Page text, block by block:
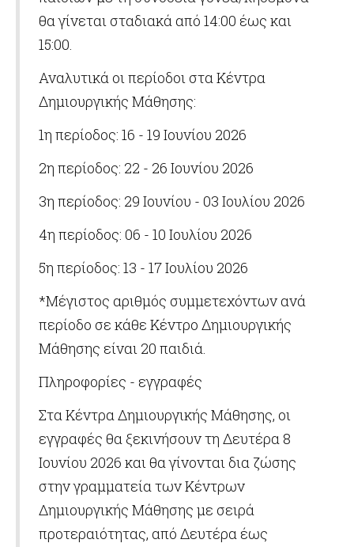
θα γίνεται σταδιακά από 14:00 έως και
15:00.
Αναλυτικά οι περίοδοι στα Κέντρα
Δημιουργικής Μάθησης:
1η περίοδος: 16 - 19 Ιουνίου 2026
2η περίοδος: 22 - 26 Ιουνίου 2026
3η περίοδος: 29 Ιουνίου - 03 Ιουλίου 2026
4η περίοδος: 06 - 10 Ιουλίου 2026
5η περίοδος: 13 - 17 Ιουλίου 2026
*Μέγιστος αριθμός συμμετεχόντων ανά
περίοδο σε κάθε Κέντρο Δημιουργικής
Μάθησης είναι 20 παιδιά.
Πληροφορίες - εγγραφές
Στα Κέντρα Δημιουργικής Μάθησης, οι
εγγραφές θα ξεκινήσουν τη Δευτέρα 8
Ιουνίου 2026 και θα γίνονται δια ζώσης
στην γραμματεία των Κέντρων
Δημιουργικής Μάθησης με σειρά
προτεραιότητας, από Δευτέρα έως